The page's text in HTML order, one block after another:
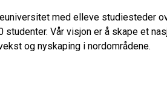
med elleve studiesteder
Vår visjon er å skape et
og nyskaping i nordområdene.